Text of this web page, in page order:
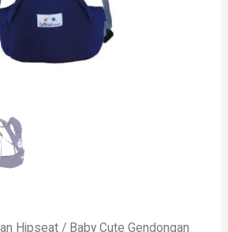
Hipseat / Baby Cute Gendongan